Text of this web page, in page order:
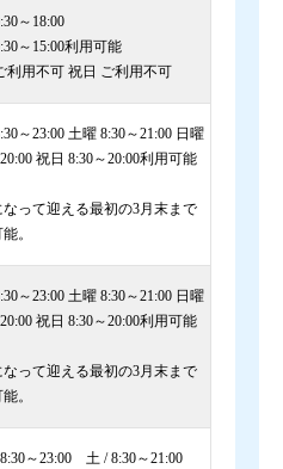
～18:00
～15:00利用可能
利用不可 祝日 ご利用不可
～23:00 土曜 8:30～21:00 日曜
祝日 8:30～20:00利用可能
なって迎える最初の3月末まで
。
～23:00 土曜 8:30～21:00 日曜
祝日 8:30～20:00利用可能
なって迎える最初の3月末まで
。
～23:00 土 / 8:30～21:00